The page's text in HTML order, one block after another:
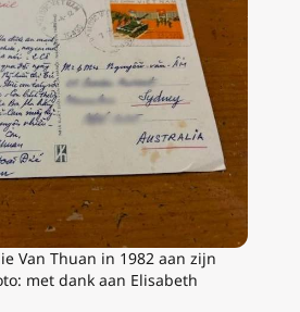
Van Thuan in 1982 aan zijn
met dank aan Elisabeth